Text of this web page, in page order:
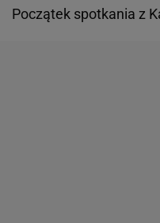
Początek spotkania z